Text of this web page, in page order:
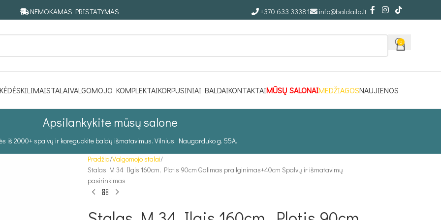
NEMOKAMAS PRISTATYMAS +370 633 33381 info@baldaila.lt
0
KĖDĖSKILIMAISTALAIVALGOMOJO KOMPLEKTAIKORPUSINIAI BALDAIKONTAKTAIMŪSŲ SALONAIMEDŽIAGOSNAUJIENOS
Apsilankykite mūsų salone
iš 2000+ spalvų ir koreguokite baldų išmatavimus. Vilnius, Naugarduko g. 55A.
Pradžia Valgomojo stalai
Stalas M 34 Ilgis 160cm, Plotis 90cm Galimas prailginimas+40cm Spalvų ir išmatavimų
pasirinkimas